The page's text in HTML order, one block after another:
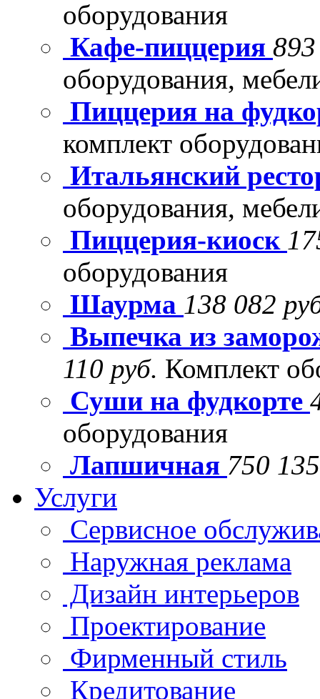
оборудования
Кафе-пиццерия
оборудования,
Пиццерия на
комплект
Итальянский
оборудования,
Пиццерия-киоск
оборудования
Шаурма 138 082
Выпечка из
110 руб. Комплект
Суши на фудкорте
оборудования
Лапшичная 750
Услуги
Сервисное
Наружная реклама
Дизайн интерьеров
Проектирование
Фирменный стиль
Кредитование